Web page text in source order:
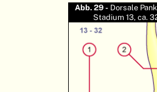
Abb. 29 - Dorsale
Stadium 13, ca.